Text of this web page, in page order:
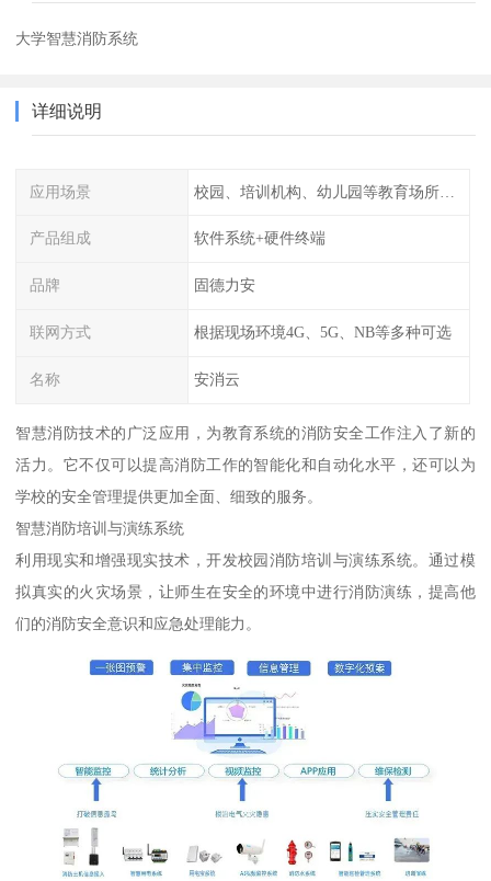
大学智慧消防系统
详细说明
应用场景 校园、培训机构、幼儿园等教育场所人员密集场所消防安全监控管理系统
产品组成 软件系统+硬件终端
品牌 固德力安
联网方式 根据现场环境4G、5G、NB等多种可选
名称 安消云
智慧消防技术的广泛应用，为教育系统的消防安全工作注入了新的
活力。它不仅可以提高消防工作的智能化和自动化水平，还可以为
学校的安全管理提供更加全面、细致的服务。
智慧消防培训与演练系统
利用现实和增强现实技术，开发校园消防培训与演练系统。通过模
拟真实的火灾场景，让师生在安全的环境中进行消防演练，提高他
们的消防安全意识和应急处理能力。